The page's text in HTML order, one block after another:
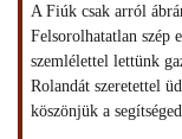
A Fiúk csak arról
Felsorolhatatlan szép
szemlélettel lettünk
Rolandát szeretettel
köszönjük a